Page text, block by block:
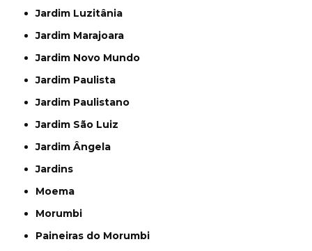
Jardim Luzitânia
Jardim Marajoara
Jardim Novo Mundo
Jardim Paulista
Jardim Paulistano
Jardim São Luiz
Jardim Ângela
Jardins
Moema
Morumbi
Paineiras do Morumbi